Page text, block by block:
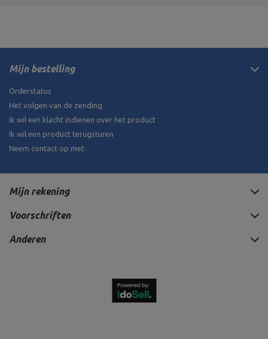
Mijn bestelling
Orderstatus
Het volgen van de zending
Ik wil een klacht indienen over het product
Ik wil een product terugsturen
Neem contact op met
Mijn rekening
Voorschriften
Anderen